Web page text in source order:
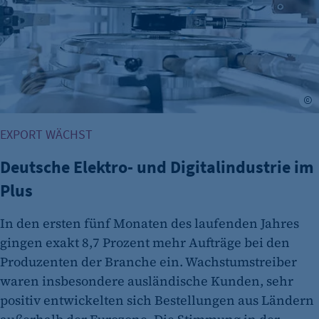
fe_typo_user
Name:
fe_typo_user
Anbieter:
CMS TYPO3
Session-Cookie für die Verwaltung von
Benutzer-Sessions (z. B. bei Login, Umfrage
oder Formularen). Wird auch bei Caching zur
Cookie Laufzeit:
Session
Cookie Consent
cookie_consent
EXPORT WÄCHST
Deutsche Elektro- und Digitalindustrie im
Plus
In den ersten fünf Monaten des laufenden Jahres
gingen exakt 8,7 Prozent mehr Aufträge bei den
Produzenten der Branche ein. Wachstumstreiber
waren insbesondere ausländische Kunden, sehr
positiv entwickelten sich Bestellungen aus Ländern